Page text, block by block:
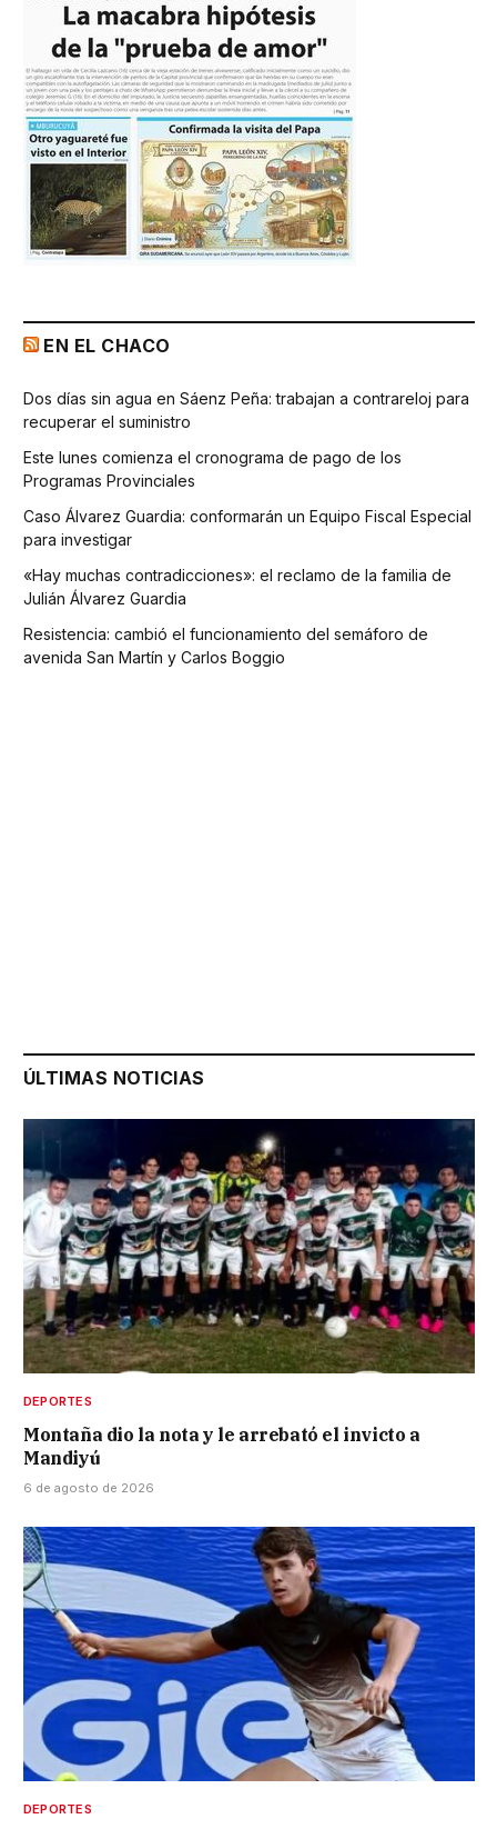
EN EL CHACO
Dos días sin agua en Sáenz Peña: trabajan a contrareloj para
recuperar el suministro
Este lunes comienza el cronograma de pago de los
Programas Provinciales
Caso Álvarez Guardia: conformarán un Equipo Fiscal Especial
para investigar
«Hay muchas contradicciones»: el reclamo de la familia de
Julián Álvarez Guardia
Resistencia: cambió el funcionamiento del semáforo de
avenida San Martín y Carlos Boggio
ÚLTIMAS NOTICIAS
DEPORTES
Montaña dio la nota y le arrebató el invicto a
Mandiyú
6 de agosto de 2026
DEPORTES